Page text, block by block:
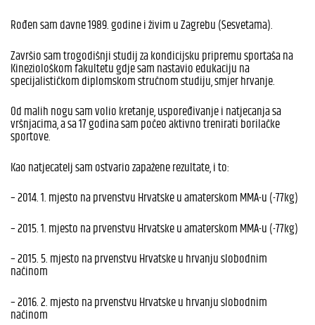
Rođen sam davne 1989. godine i živim u Zagrebu (Sesvetama).
Završio sam trogodišnji studij za kondicijsku pripremu sportaša na
Kineziološkom fakultetu gdje sam nastavio edukaciju na
specijalističkom diplomskom stručnom studiju, smjer hrvanje.
Od malih nogu sam volio kretanje, uspoređivanje i natjecanja sa
vršnjacima, a sa 17 godina sam počeo aktivno trenirati borilačke
sportove.
Kao natjecatelj sam ostvario zapažene rezultate, i to:
– 2014. 1. mjesto na prvenstvu Hrvatske u amaterskom MMA-u (-77kg)​
– 2015. 1. mjesto na prvenstvu Hrvatske u amaterskom MMA-u (-77kg)
– 2015. 5. mjesto na prvenstvu Hrvatske u hrvanju slobodnim
načinom
– 2016. 2. mjesto na prvenstvu Hrvatske u hrvanju slobodnim
načinom